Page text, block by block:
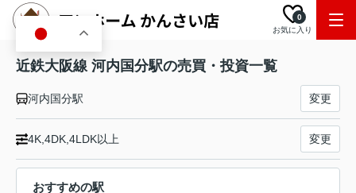
お気に入り
0
近鉄大阪線 河内国分駅の売買・投資一覧
河内国分駅 変更
4K,4DK,4LDK以上 変更
おすすめの駅